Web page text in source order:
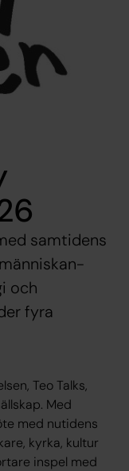
samtidens
och
fyra
Teo Talks,
Med
med nutidens
kyrka, kultur
inspel med